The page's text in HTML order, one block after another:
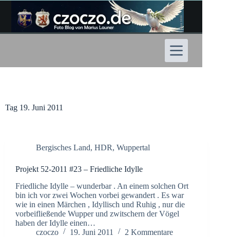
Inhalt
springen
Tag 19. Juni 2011
Bergisches Land, HDR, Wuppertal
Projekt 52-2011 #23 – Friedliche Idylle
Friedliche Idylle – wunderbar . An einem solchen Ort
bin ich vor zwei Wochen vorbei gewandert . Es war
wie in einen Märchen , Idyllisch und Ruhig , nur die
vorbeifließende Wupper und zwitschern der Vögel
haben der Idylle einen…
czoczo
19. Juni 2011 2 Kommentare